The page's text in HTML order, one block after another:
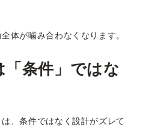
体が噛み合わなくなります。
「条件」ではな
、条件ではなく設計がズレて